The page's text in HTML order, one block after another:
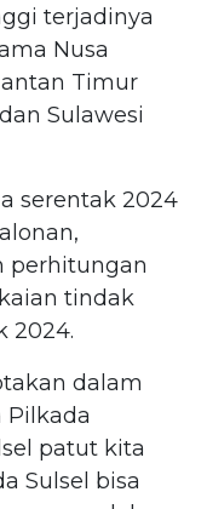
terjadinya
Nusa
Timur
Sulawesi
serentak 2024
perhitungan
tindak
2024.
dalam
Pilkada
patut kita
Sulsel bisa